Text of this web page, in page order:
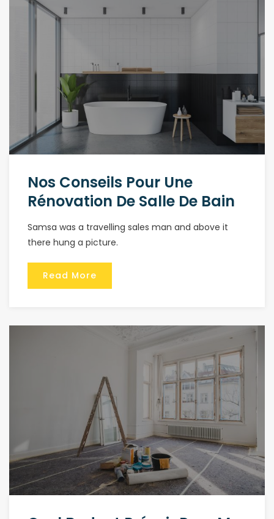
Nos Conseils Pour Une
Rénovation De Salle De Bain
Samsa was a travelling sales man and above it
there hung a picture.
Read More